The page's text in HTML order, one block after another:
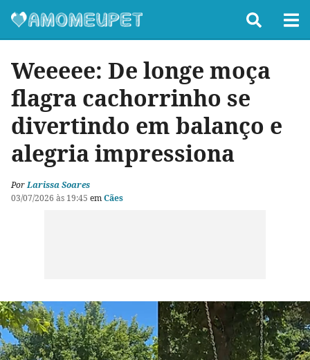
Weeeee: De longe moça
flagra cachorrinho se
divertindo em balanço e
alegria impressiona
PorLarissa Soares
03/07/2026 às 19:45 emCães